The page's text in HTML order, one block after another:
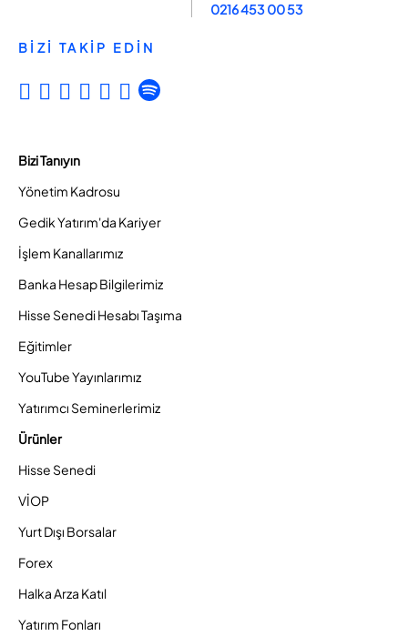
0216 453 00 53
BİZİ TAKİP EDİN
Bizi Tanıyın
Yönetim Kadrosu
Gedik Yatırım'da Kariyer
İşlem Kanallarımız
Banka Hesap Bilgilerimiz
Hisse Senedi Hesabı Taşıma
Eğitimler
YouTube Yayınlarımız
Yatırımcı Seminerlerimiz
Ürünler
Hisse Senedi
VİOP
Yurt Dışı Borsalar
Forex
Halka Arza Katıl
Yatırım Fonları